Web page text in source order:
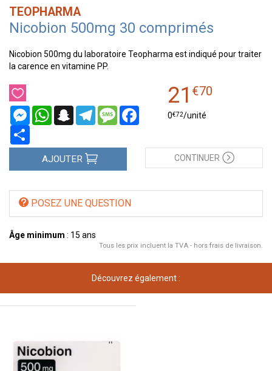
TEOPHARMA
Nicobion 500mg 30 comprimés
Nicobion 500mg du laboratoire Teopharma est indiqué pour traiter
la carence en vitamine PP.
MessengerWhatsAppSnapchatTelegramMessageFacebook
21 €70
0€72/unité
AJOUTER CONTINUER
POSEZ UNE QUESTION
Âge minimum : 15 ans
Tous les prix incluent la TVA - hors frais de livraison.
Découvrez également :